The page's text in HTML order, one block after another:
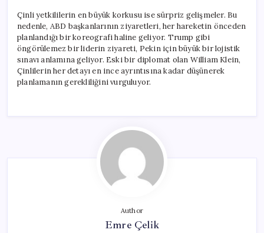
Çinli yetkililerin en büyük korkusu ise sürpriz gelişmeler. Bu
nedenle, ABD başkanlarının ziyaretleri, her hareketin önceden
planlandığı bir koreografi haline geliyor. Trump gibi
öngörülemez bir liderin ziyareti, Pekin için büyük bir lojistik
sınavı anlamına geliyor. Eski bir diplomat olan William Klein,
Çinlilerin her detayı en ince ayrıntısına kadar düşünerek
planlamanın gerekliliğini vurguluyor.
Author
Emre Çelik